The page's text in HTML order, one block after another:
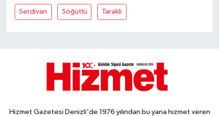
Serdivan Söğütlü Tarakli
Hizmet Gazetesi Denizli'de 1976 yılından bu yana hizmet veren